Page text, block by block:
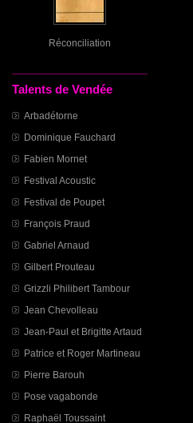
Réconciliation
Talents de Vendée
Arbadétorne
Dominique Fauchard
Fabien Mornet
Festival Acoustic
Festival de Poupet
François Praud
Gabriel Arnaud
Gilbert Prouteau
Grizzli Philibert Tambour
Jean Chevolleau
Jean-Paul et Brigitte Artaud
Patrice et Roger Martineau
Pierre Barouh
Pose vagabonde
Raphaël Toussaint